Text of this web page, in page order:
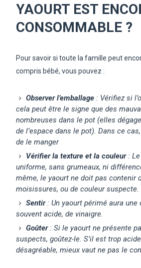
YAOURT EST
CONSOMMABLE ?
Pour savoir si toute la famille peut
compris bébé, vous pouvez :
Observer l’emballage : Vérifiez si
cela peut être le signe que des
nombreuses dans le pot (elles
de l’espace dans le pot). Dans ce
de le manger
Vérifier la texture et la couleur: Le
uniforme, sans grumeaux, ni
même, le yaourt ne doit pas contenir
moisissures, ou de couleur suspecte.
Sentir: Un yaourt périmé aura une
souvent acide, de vinaigre.
Goûter: Si le yaourt ne présente
suspects, goûtez-le. S’il est trop
désagréable, mieux vaut ne pas le